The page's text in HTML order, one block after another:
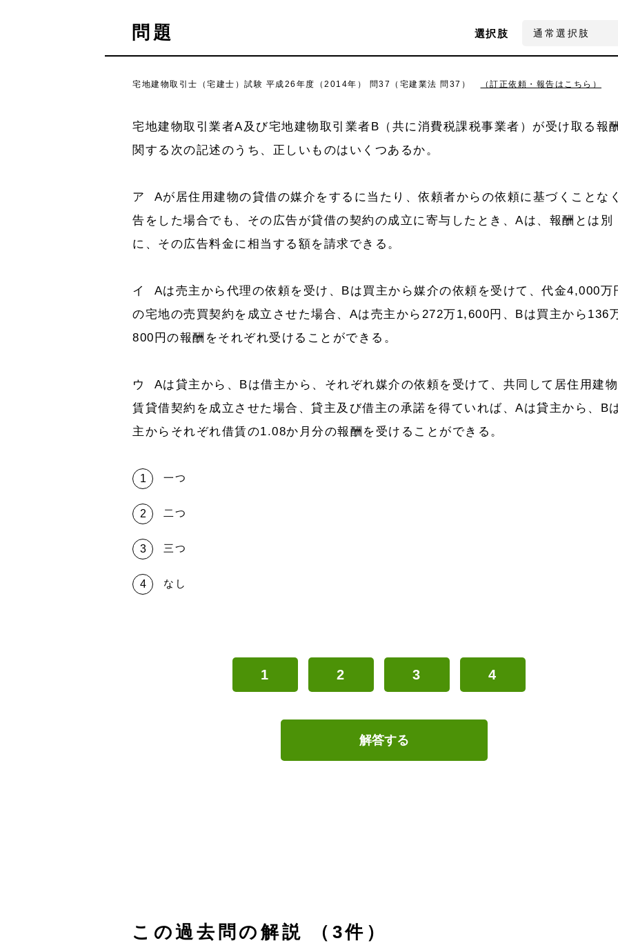
問題 選択肢
宅地建物取引士（宅建士）試験 平成26年度（2014年） 問37（宅建業法 問37） （訂正依頼・報告はこちら）
宅地建物取引業者A及び宅地建物取引業者B（共に消費税課税事業者）が受け取る報
関する次の記述のうち、正しいものはいくつあるか。
ア Aが居住用建物の貸借の媒介をするに当たり、依頼者からの依頼に基づくことな
告をした場合でも、その広告が貸借の契約の成立に寄与したとき、Aは、報酬とは別
に、その広告料金に相当する額を請求できる。
イ Aは売主から代理の依頼を受け、Bは買主から媒介の依頼を受けて、代金4,000万
の宅地の売買契約を成立させた場合、Aは売主から272万1,600円、Bは買主から136
800円の報酬をそれぞれ受けることができる。
ウ Aは貸主から、Bは借主から、それぞれ媒介の依頼を受けて、共同して居住用建
賃貸借契約を成立させた場合、貸主及び借主の承諾を得ていれば、Aは貸主から、B
主からそれぞれ借賃の1.08か月分の報酬を受けることができる。
一つ
二つ
三つ
なし
1 2 3 4
解答する
この過去問の解説 （3件）